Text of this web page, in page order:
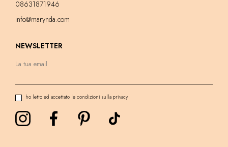
08631871946
info@marynda.com
NEWSLETTER
ho letto ed accettato le condizioni sulla privacy.